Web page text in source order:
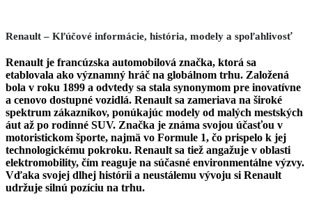
Renault – Kľúčové informácie, história, modely a spoľahlivosť
Renault je francúzska automobilová značka, ktorá sa
etablovala ako významný hráč na globálnom trhu. Založená
bola v roku 1899 a odvtedy sa stala synonymom pre inovatívne
a cenovo dostupné vozidlá. Renault sa zameriava na široké
spektrum zákazníkov, ponúkajúc modely od malých mestských
áut až po rodinné SUV. Značka je známa svojou účasťou v
motoristickom športe, najmä vo Formule 1, čo prispelo k jej
technologickému pokroku. Renault sa tiež angažuje v oblasti
elektromobility, čím reaguje na súčasné environmentálne výzvy.
Vďaka svojej dlhej histórii a neustálemu vývoju si Renault
udržuje silnú pozíciu na trhu.